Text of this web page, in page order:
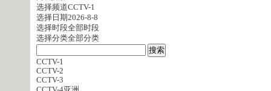
选择频道CCTV-1
选择日期2026-8-8
选择时段全部时段
选择分类全部分类
CCTV-1
CCTV-2
CCTV-3